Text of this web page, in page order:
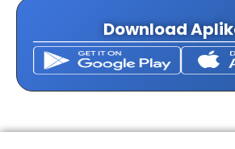
Download